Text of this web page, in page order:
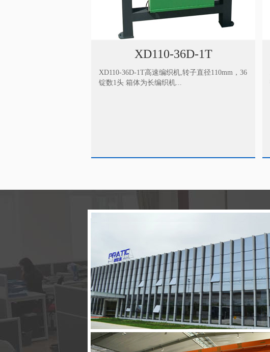
XD90-33D-2T
XD90-33D-2T高速编织机,转子直径90mm，33锭
数2头 箱体为长编织机...